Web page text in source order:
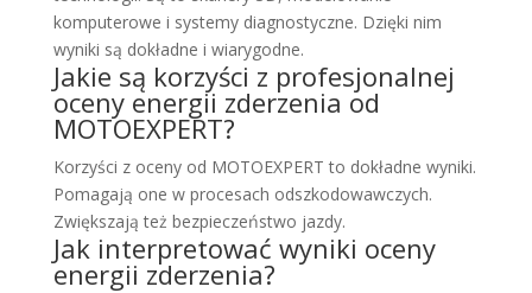
komputerowe i systemy diagnostyczne. Dzięki nim
wyniki są dokładne i wiarygodne.
Jakie są korzyści z profesjonalnej
oceny energii zderzenia od
MOTOEXPERT?
Korzyści z oceny od MOTOEXPERT to dokładne wyniki.
Pomagają one w procesach odszkodowawczych.
Zwiększają też bezpieczeństwo jazdy.
Jak interpretować wyniki oceny
energii zderzenia?